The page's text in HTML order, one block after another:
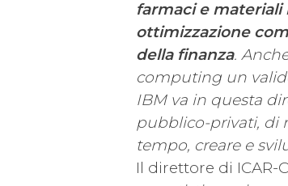
farmaci e
ottimizzazione
della finanza.
computing un
IBM va in questa
pubblico-privati, di
tempo, creare e
Il direttore di ICAR-